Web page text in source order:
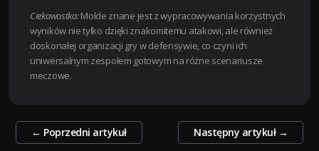
Ciekawostka:Molde znane jest z wypracowywania korzystnych
wyników nie tylko dzięki znakomitemu atakowi, ale również
doskonałej organizacji gry w defensywie, co czyni ich
uniwersalnym zespołem gotowym na różne scenariusze
meczowe.
Zobacz
← Poprzedni artykuł Następny artykuł →